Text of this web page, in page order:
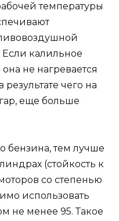
температуры
калильное
не нагревается
чего на
еще больше
бензина, тем лучше
(стойкость к
со степенью
использовать
не менее 95. Такое